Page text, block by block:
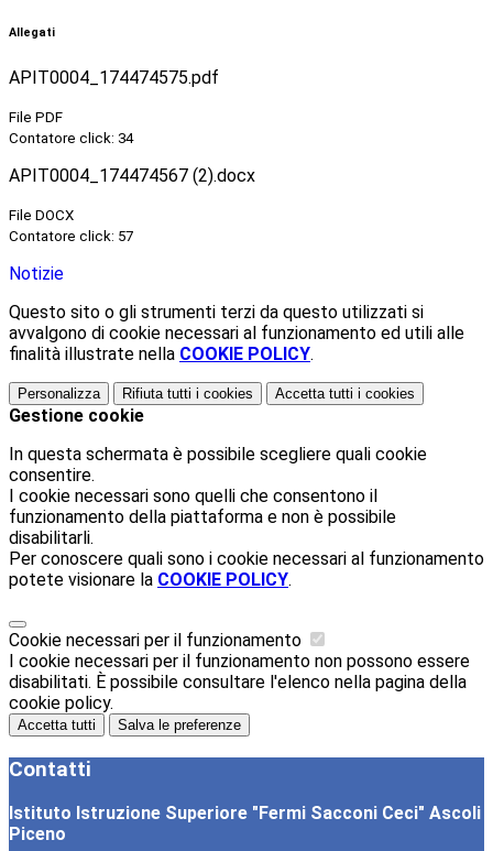
Allegati
APIT0004_174474575.pdf
File PDF
Contatore click: 34
APIT0004_174474567 (2).docx
File DOCX
Contatore click: 57
Notizie
Questo sito o gli strumenti terzi da questo utilizzati si
avvalgono di cookie necessari al funzionamento ed utili alle
finalità illustrate nella COOKIE POLICY.
Personalizza Rifiuta tutti i cookies Accetta tutti i cookies
Gestione cookie
In questa schermata è possibile scegliere quali cookie
consentire.
I cookie necessari sono quelli che consentono il
funzionamento della piattaforma e non è possibile
disabilitarli.
Per conoscere quali sono i cookie necessari al funzionamento
potete visionare la COOKIE POLICY.
Cookie necessari per il funzionamento
I cookie necessari per il funzionamento non possono essere
disabilitati. È possibile consultare l'elenco nella pagina della
cookie policy.
Accetta tutti Salva le preferenze
Contatti
Istituto Istruzione Superiore "Fermi Sacconi Ceci" Ascoli
Piceno